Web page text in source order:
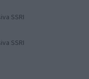
SSRI
SSRI